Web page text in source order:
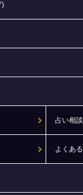
)
占い相
よくあ